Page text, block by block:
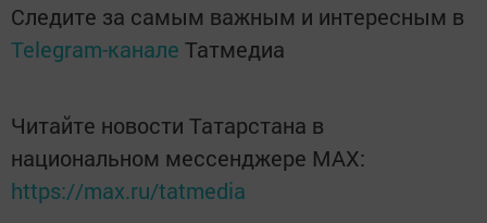
Следите за самым важным и интересным в
Telegram-канале Татмедиа
Читайте новости Татарстана в
национальном мессенджере MАХ:
https://max.ru/tatmedia